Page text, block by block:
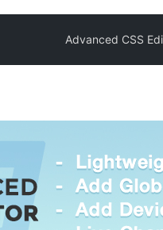
Advanced CSS